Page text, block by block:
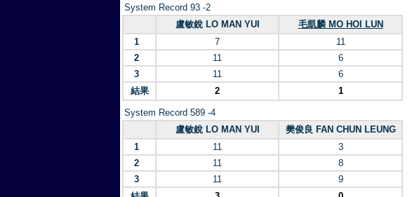
System Record 93 -2
盧敏銳 LO MAN YUI
毛凱麟 MO HOI LUN
1
7
11
2
11
6
3
11
6
結果
2 1
System Record 589 -4
盧敏銳 LO MAN YUI
樊俊良 FAN CHUN LEUNG
1
11
3
2
11
8
3
11
9